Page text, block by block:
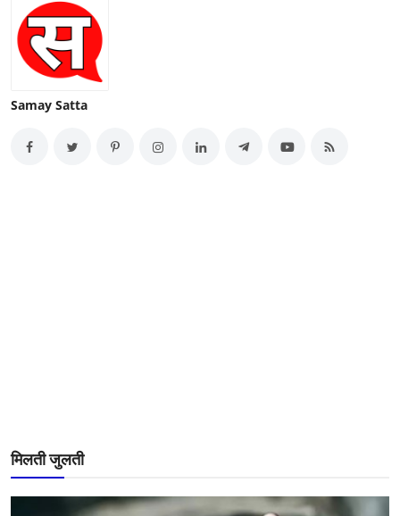
Samay Satta
मिलती जुलती